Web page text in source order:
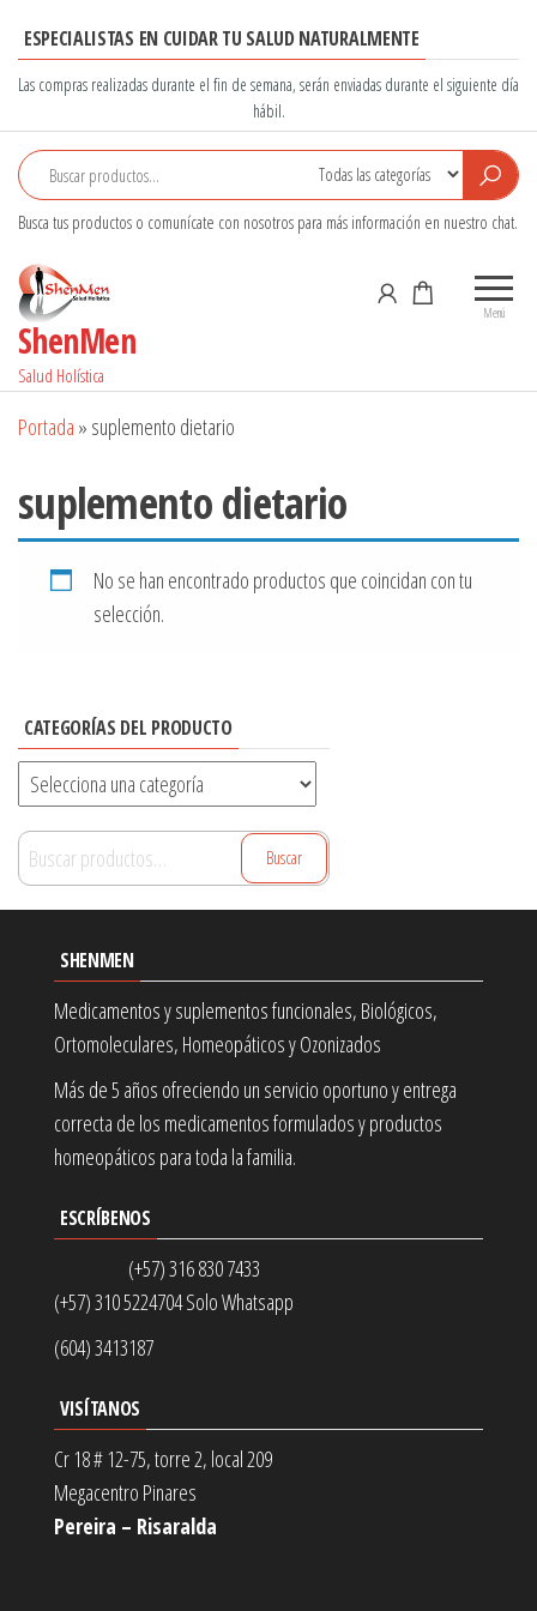
contenido
ESPECIALISTAS EN CUIDAR TU SALUD NATURALMENTE
Las compras realizadas durante el fin de semana, serán enviadas durante el siguiente día
hábil.
Busca tus productos o comunícate con nosotros para más información en nuestro chat.
ShenMen
Salud Holística
Menú
Portada » suplemento dietario
suplemento dietario
No se han encontrado productos que coincidan con tu
selección.
CATEGORÍAS DEL PRODUCTO
Buscar
por:
Buscar
SHENMEN
Medicamentos y suplementos funcionales, Biológicos,
Ortomoleculares, Homeopáticos y Ozonizados
Más de 5 años ofreciendo un servicio oportuno y entrega
correcta de los medicamentos formulados y productos
homeopáticos para toda la familia.
ESCRÍBENOS
(+57) 316 830 7433
(+57) 310 5224704 Solo Whatsapp
(604) 3413187
VISÍTANOS
Cr 18 # 12-75, torre 2, local 209
Megacentro Pinares
Pereira – Risaralda